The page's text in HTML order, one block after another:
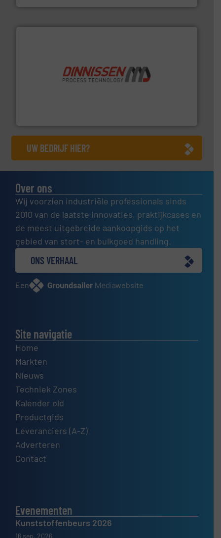
UW BEDRIJF HIER?
Over ons
Wij voorzien industriële professionals sinds
2010 van de laatste innovaties, praktijkcases en
de meest uitgebreide aankoopgids op het
gebied van stort- en bulkgoed handling.
ONS VERHAAL
Een website
Site navigatie
Home
Markten
Nieuws
Techniek Zones
Kalender old
Productgids
Leveranciers (A-Z)
Adverteren
Contact
Evenementen
Kunststoffenbeurs 2026
16 sep, 2026